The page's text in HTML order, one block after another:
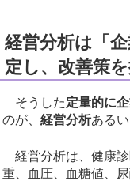
経営分析は「
定し、改善策
そうした定量的に
のが、 経営分析ある
経営分析は、健康
重、血圧、血糖値、